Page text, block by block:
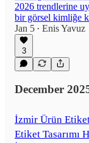
2026 trendlerine
bir görsel kimliğe
Jan 5 • Enis Yavuz
3
December
İzmir Ürün
Etiket Tasarımı